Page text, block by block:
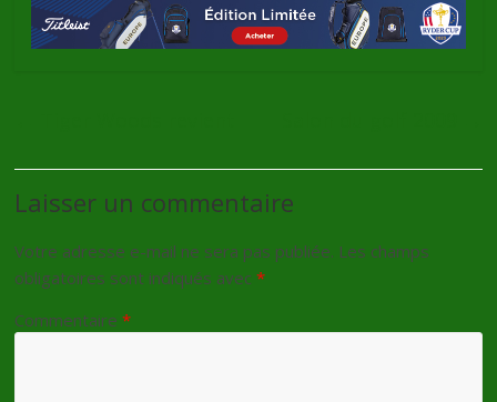
Laisser un commentaire
Votre adresse e-mail ne sera pas publiée. Les champs
obligatoires sont indiqués avec*
Commentaire*